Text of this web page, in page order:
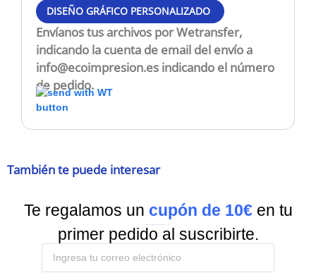
DISEÑO GRÁFICO PERSONALIZADO
Envíanos tus archivos por Wetransfer,
indicando la cuenta de email del envío a
info@ecoimpresion.es indicando el número
de pedido.
También te puede interesar
Te regalamos un cupón de 10€ en tu
primer pedido al suscribirte.